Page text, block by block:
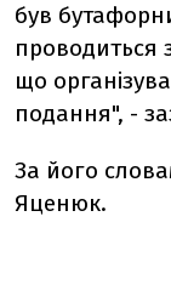
був
проводиться
що
подання", -
За його
Яценюк.